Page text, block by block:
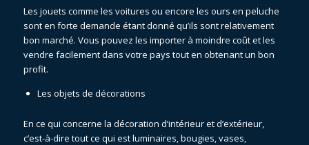
Les jouets comme les voitures ou encore les ours en peluche
sont en forte demande étant donné qu’ils sont relativement
bon marché. Vous pouvez les importer à moindre coût et les
vendre facilement dans votre pays tout en obtenant un bon
profit.
Les objets de décorations
En ce qui concerne la décoration d’intérieur et d’extérieur,
c’est-à-dire tout ce qui est luminaires, bougies, vases,